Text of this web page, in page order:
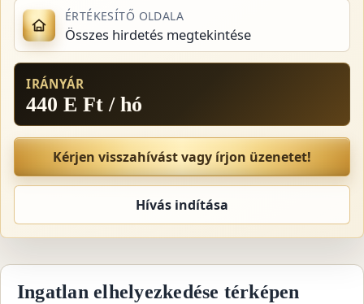
ÉRTÉKESÍTŐ OLDALA
Összes hirdetés megtekintése
IRÁNYÁR
440 E Ft / hó
Kérjen visszahívást vagy írjon üzenetet!
Hívás indítása
Ingatlan elhelyezkedése térképen